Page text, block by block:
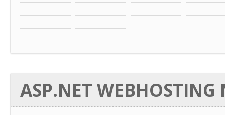
ASP.NET WEBHOSTING